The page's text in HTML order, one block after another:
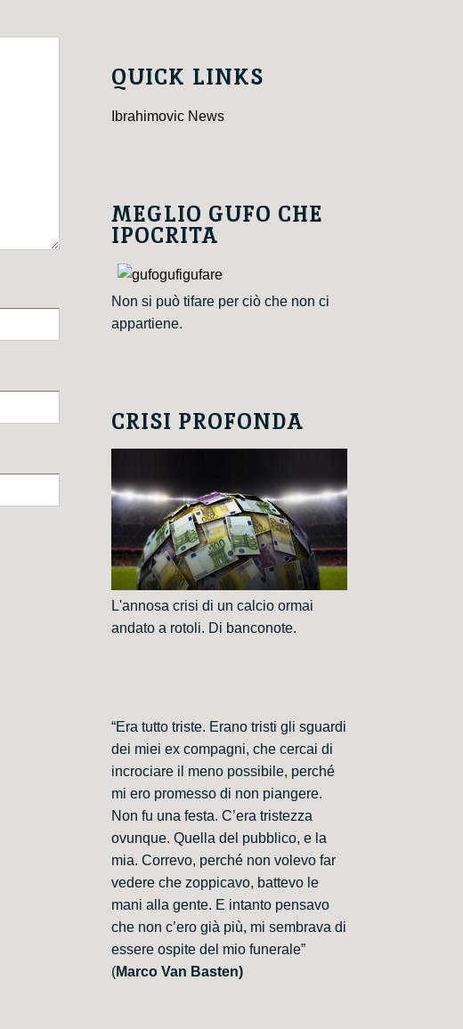
QUICK LINKS
Ibrahimovic News
MEGLIO GUFO CHE
IPOCRITA
Non si può tifare per ciò che non ci
appartiene.
CRISI PROFONDA
L'annosa crisi di un calcio ormai
andato a rotoli. Di banconote.
“Era tutto triste. Erano tristi gli sguardi
dei miei ex compagni, che cercai di
incrociare il meno possibile, perché
mi ero promesso di non piangere.
Non fu una festa. C’era tristezza
ovunque. Quella del pubblico, e la
mia. Correvo, perché non volevo far
vedere che zoppicavo, battevo le
mani alla gente. E intanto pensavo
che non c’ero già più, mi sembrava di
essere ospite del mio funerale”
(Marco Van Basten)